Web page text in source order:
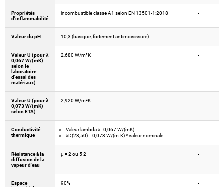
Propriétés
d'inflammabilité
incombustible classe A1 selon EN 13501-1:2018 -
Valeur du pH 10,3 (basique, fortement antimoisissure) -
Valeur U (pour λ
0,067 W/(mK)
selon le
laboratoire
d'essai des
matériaux)
2,680 W/m²K -
Valeur U (pour λ
0,073 W/(mK)
selon ETA)
2,920 W/m²K -
Conductivité
thermique
Valeur lambda λ : 0,067 W/(mK)
λD(23,50) = 0,073 W/(m-K) * valeur nominale
-
Résistance à la
diffusion de la
vapeur d'eau
μ = 2 ou 5 2 -
Espace
90% -